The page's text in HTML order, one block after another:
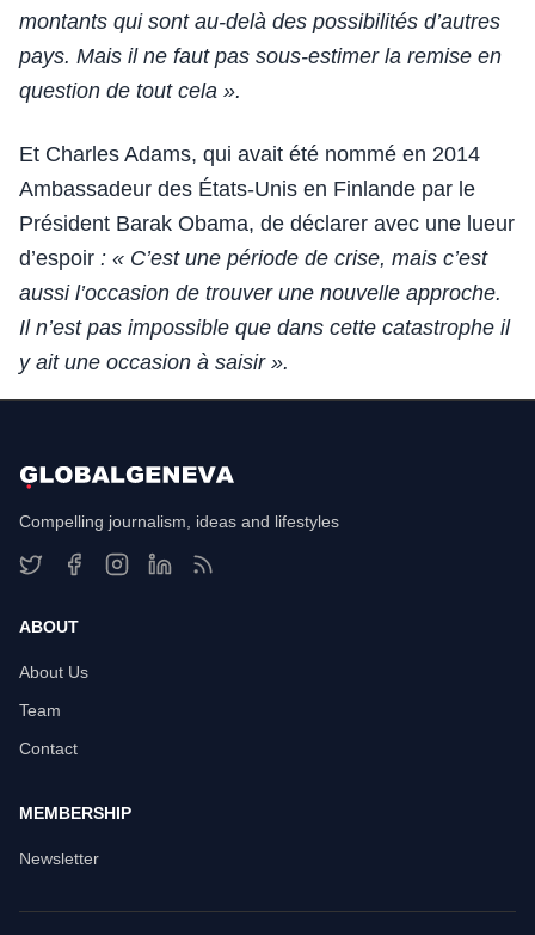
montants qui sont au-delà des possibilités d’autres
pays. Mais il ne faut pas sous-estimer la remise en
question de tout cela ».
Et Charles Adams, qui avait été nommé en 2014
Ambassadeur des États-Unis en Finlande par le
Président Barak Obama, de déclarer avec une lueur
d’espoir : « C’est une période de crise, mais c’est
aussi l’occasion de trouver une nouvelle approche.
Il n’est pas impossible que dans cette catastrophe il
y ait une occasion à saisir ».
Compelling journalism, ideas and lifestyles
ABOUT
About Us
Team
Contact
MEMBERSHIP
Newsletter